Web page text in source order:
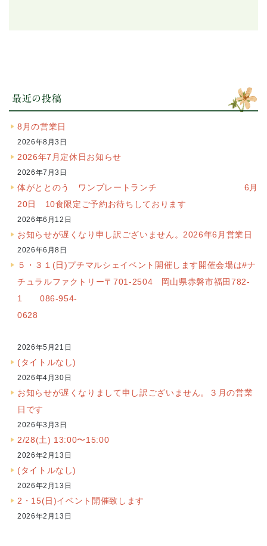
最近の投稿
8月の営業日
2026年8月3日
2026年7月定休日お知らせ
2026年7月3日
体がととのう ワンプレートランチ 6月
20日 10食限定ご予約お待ちしております
2026年6月12日
お知らせが遅くなり申し訳ございません。2026年6月営業日
2026年6月8日
５・３１(日)プチマルシェイベント開催します開催会場は#ナ
チュラルファクトリー〒701-2504 岡山県赤磐市福田782-
1 086-954-
0628
2026年5月21日
(タイトルなし)
2026年4月30日
お知らせが遅くなりまして申し訳ございません。３月の営業
日です
2026年3月3日
2/28(土) 13:00〜15:00
2026年2月13日
(タイトルなし)
2026年2月13日
2・15(日)イベント開催致します
2026年2月13日